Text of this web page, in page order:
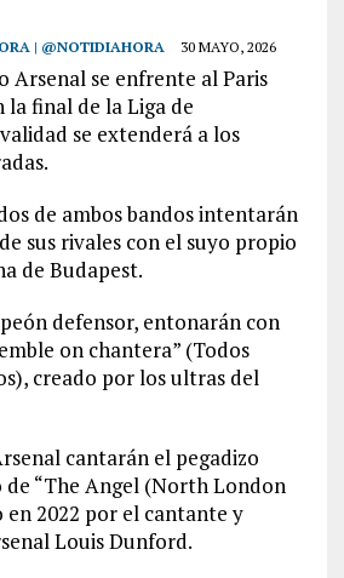
| @NOTIDIAHORA 30 MAYO, 2026
Arsenal se enfrente al Paris
la final de la Liga de
se extenderá a los
de ambos bandos intentarán
sus rivales con el suyo propio
de Budapest.
defensor, entonarán con
on chantera” (Todos
creado por los ultras del
cantarán el pegadizo
“The Angel (North London
en 2022 por el cantante y
Louis Dunford.